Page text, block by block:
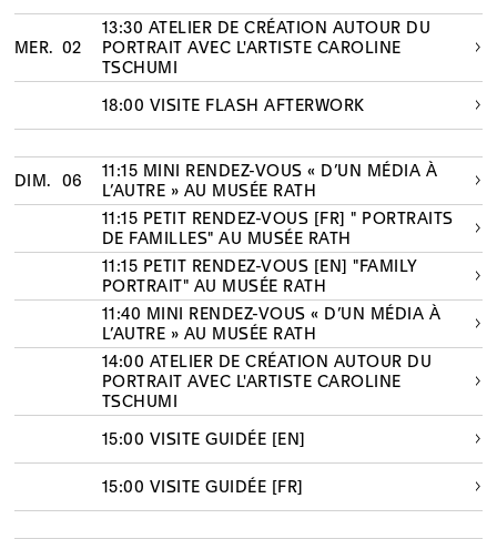
MER. 02
13:30 ATELIER DE CRÉATION AUTOUR DU
PORTRAIT AVEC L'ARTISTE CAROLINE
TSCHUMI
18:00 VISITE FLASH AFTERWORK
DIM. 06
11:15 MINI RENDEZ-VOUS « D’UN MÉDIA À
L’AUTRE » AU MUSÉE RATH
11:15 PETIT RENDEZ-VOUS [FR] " PORTRAITS
DE FAMILLES" AU MUSÉE RATH
11:15 PETIT RENDEZ-VOUS [EN] "FAMILY
PORTRAIT" AU MUSÉE RATH
11:40 MINI RENDEZ-VOUS « D’UN MÉDIA À
L’AUTRE » AU MUSÉE RATH
14:00 ATELIER DE CRÉATION AUTOUR DU
PORTRAIT AVEC L'ARTISTE CAROLINE
TSCHUMI
15:00 VISITE GUIDÉE [EN]
15:00 VISITE GUIDÉE [FR]